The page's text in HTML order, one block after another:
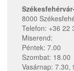
8000
Telefon: +36 22
Miserend:
Péntek: 7.00
Szombat: 18.00
Vasárnap: 7.30,